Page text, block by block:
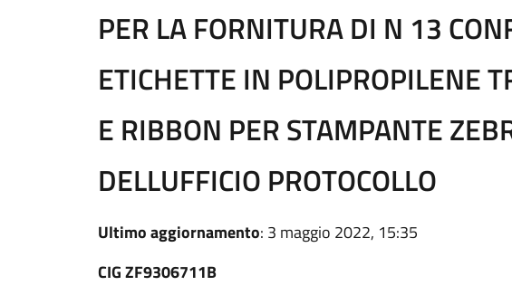
PER LA FORNITURA DI N 13
ETICHETTE IN POLIPROPILENE
E RIBBON PER STAMPANTE
DELLUFFICIO PROTOCOLLO
Ultimo aggiornamento: 3 maggio 2022, 15:35
CIG ZF9306711B